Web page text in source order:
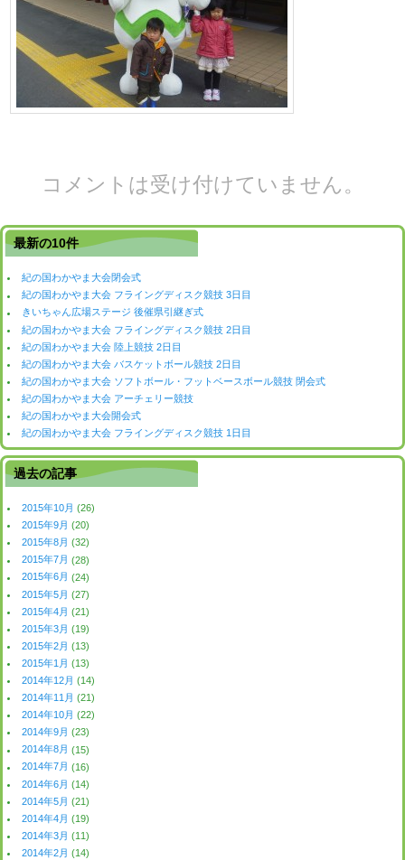
コメントは受け付けていません。
最新の10件
紀の国わかやま大会閉会式
紀の国わかやま大会 フライングディスク競技 3日目
きいちゃん広場ステージ 後催県引継ぎ式
紀の国わかやま大会 フライングディスク競技 2日目
紀の国わかやま大会 陸上競技 2日目
紀の国わかやま大会 バスケットボール競技 2日目
紀の国わかやま大会 ソフトボール・フットベースボール競技 閉会式
紀の国わかやま大会 アーチェリー競技
紀の国わかやま大会開会式
紀の国わかやま大会 フライングディスク競技 1日目
過去の記事
2015年10月 (26)
2015年9月 (20)
2015年8月 (32)
2015年7月 (28)
2015年6月 (24)
2015年5月 (27)
2015年4月 (21)
2015年3月 (19)
2015年2月 (13)
2015年1月 (13)
2014年12月 (14)
2014年11月 (21)
2014年10月 (22)
2014年9月 (23)
2014年8月 (15)
2014年7月 (16)
2014年6月 (14)
2014年5月 (21)
2014年4月 (19)
2014年3月 (11)
2014年2月 (14)